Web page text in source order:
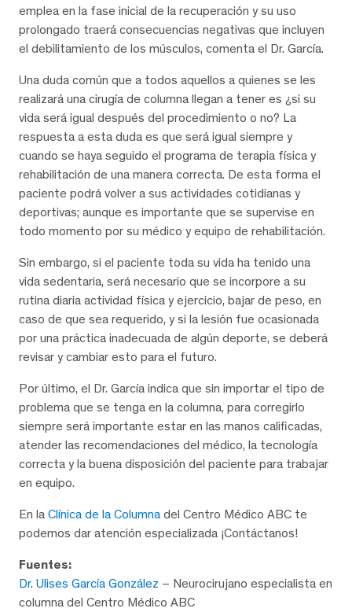
emplea en la fase inicial de la recuperación y su uso
prolongado traerá consecuencias negativas que incluyen
el debilitamiento de los músculos, comenta el Dr. García.
Una duda común que a todos aquellos a quienes se les
realizará una cirugía de columna llegan a tener es ¿si su
vida será igual después del procedimiento o no? La
respuesta a esta duda es que será igual siempre y
cuando se haya seguido el programa de terapia física y
rehabilitación de una manera correcta. De esta forma el
paciente podrá volver a sus actividades cotidianas y
deportivas; aunque es importante que se supervise en
todo momento por su médico y equipo de rehabilitación.
Sin embargo, si el paciente toda su vida ha tenido una
vida sedentaria, será necesario que se incorpore a su
rutina diaria actividad física y ejercicio, bajar de peso, en
caso de que sea requerido, y si la lesión fue ocasionada
por una práctica inadecuada de algún deporte, se deberá
revisar y cambiar esto para el futuro.
Por último, el Dr. García indica que sin importar el tipo de
problema que se tenga en la columna, para corregirlo
siempre será importante estar en las manos calificadas,
atender las recomendaciones del médico, la tecnología
correcta y la buena disposición del paciente para trabajar
en equipo.
En la Clínica de la Columna del Centro Médico ABC te
podemos dar atención especializada ¡Contáctanos!
Fuentes:
Dr. Ulises García González – Neurocirujano especialista en
columna del Centro Médico ABC